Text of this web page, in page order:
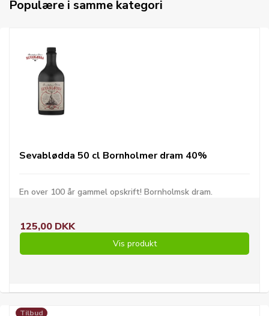
Populære i samme kategori
Sevablødda 50 cl Bornholmer dram 40%
En over 100 år gammel opskrift! Bornholmsk dram.
125,00 DKK
Vis produkt
Tilbud